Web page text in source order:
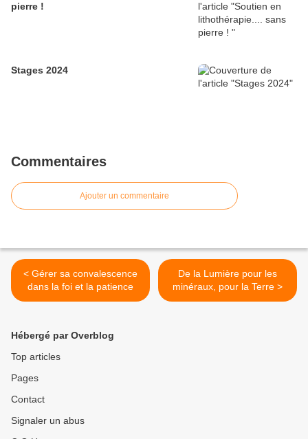
pierre !
Stages 2024
Commentaires
Ajouter un commentaire
< Gérer sa convalescence
dans la foi et la patience
De la Lumière pour les
minéraux, pour la Terre >
Hébergé par Overblog
Top articles
Pages
Contact
Signaler un abus